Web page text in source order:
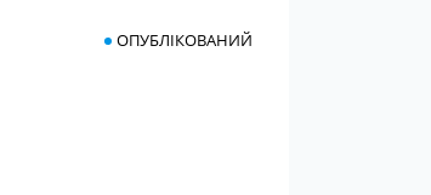
ОПУБЛІКОВАНИЙ